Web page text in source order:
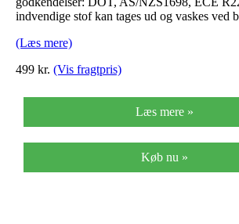
indvendige stof kan tages ud og vaskes ved
(Læs mere)
499 kr. (Vis fragtpris)
Læs mere »
Køb nu »